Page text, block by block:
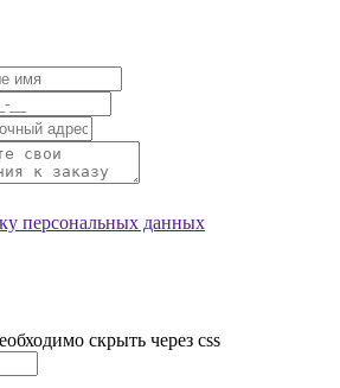
персональных данных
скрыть через css